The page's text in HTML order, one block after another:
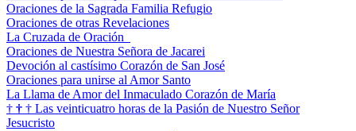
Oraciones de la Sagrada Familia Refugio
Oraciones de otras Revelaciones
La Cruzada de Oración
Oraciones de Nuestra Señora de Jacarei
Devoción al castísimo Corazón de San José
Oraciones para unirse al Amor Santo
La Llama de Amor del Inmaculado Corazón de María
† † † Las veinticuatro horas de la Pasión de Nuestro Señor
Jesucristo